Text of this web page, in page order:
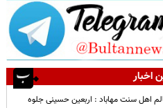
اخبار
اهل سنت مهاباد : اربعین حسینی جلوه